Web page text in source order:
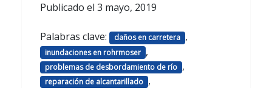
Publicado el 3 mayo, 2019
Palabras clave: daños en carretera ,
inundaciones en rohrmoser ,
problemas de desbordamiento de río ,
reparación de alcantarillado ,